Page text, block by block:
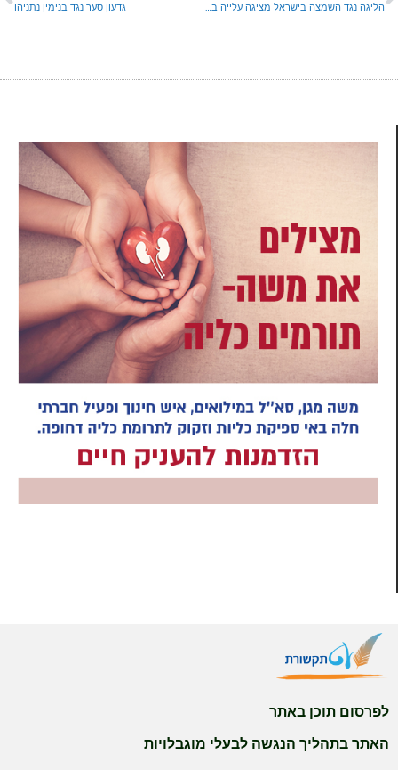
הליגה נגד השמצה בישראל מציגה עלייה בפילוגה של החברה הישראלית גדעון סער נגד בנימין נתניהו
לפרסום תוכן באתר
האתר בתהליך הנגשה לבעלי מוגבלויות